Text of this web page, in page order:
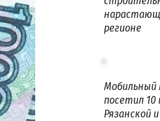
регионе
посетил
Рязанской